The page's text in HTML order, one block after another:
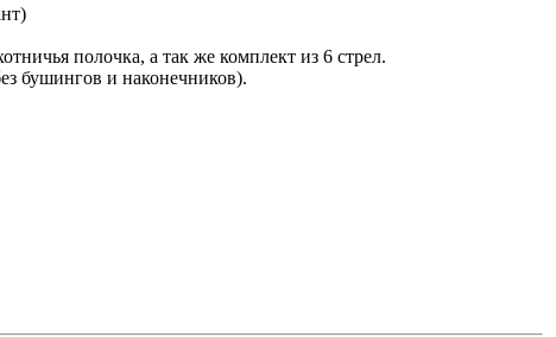
полочка, а так же комплект из 6 стрел.
бушингов и наконечников).